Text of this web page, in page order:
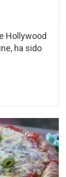
Hollywood
ha sido